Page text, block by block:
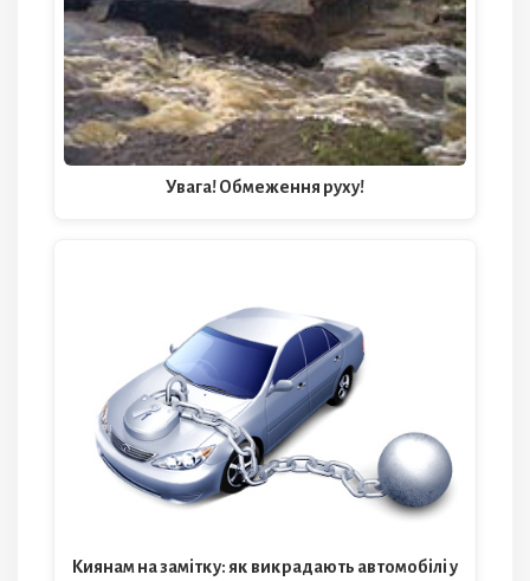
Увага! Обмеження руху!
Киянам на замітку: як викрадають автомобілі у